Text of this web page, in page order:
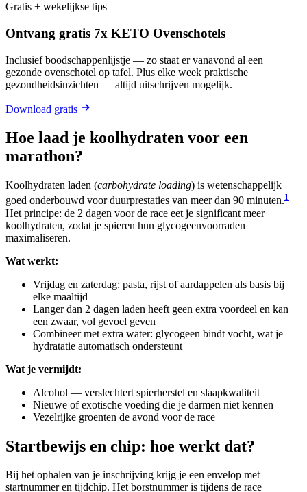
Gratis + wekelijkse tips
Ontvang gratis 7x KETO Ovenschotels
Inclusief boodschappenlijstje — zo staat er vanavond al een
gezonde ovenschotel op tafel. Plus elke week praktische
gezondheidsinzichten — altijd uitschrijven mogelijk.
Download gratis
Hoe laad je koolhydraten voor een
marathon?
Koolhydraten laden (carbohydrate loading) is wetenschappelijk
goed onderbouwd voor duurprestaties van meer dan 90 minuten.1
Het principe: de 2 dagen voor de race eet je significant meer
koolhydraten, zodat je spieren hun glycogeenvoorraden
maximaliseren.
Wat werkt:
Vrijdag en zaterdag: pasta, rijst of aardappelen als basis bij
elke maaltijd
Langer dan 2 dagen laden heeft geen extra voordeel en kan
een zwaar, vol gevoel geven
Combineer met extra water: glycogeen bindt vocht, wat je
hydratatie automatisch ondersteunt
Wat je vermijdt:
Alcohol — verslechtert spierherstel en slaapkwaliteit
Nieuwe of exotische voeding die je darmen niet kennen
Vezelrijke groenten de avond voor de race
Startbewijs en chip: hoe werkt dat?
Bij het ophalen van je inschrijving krijg je een envelop met
startnummer en tijdchip. Het borstnummer is tijdens de race